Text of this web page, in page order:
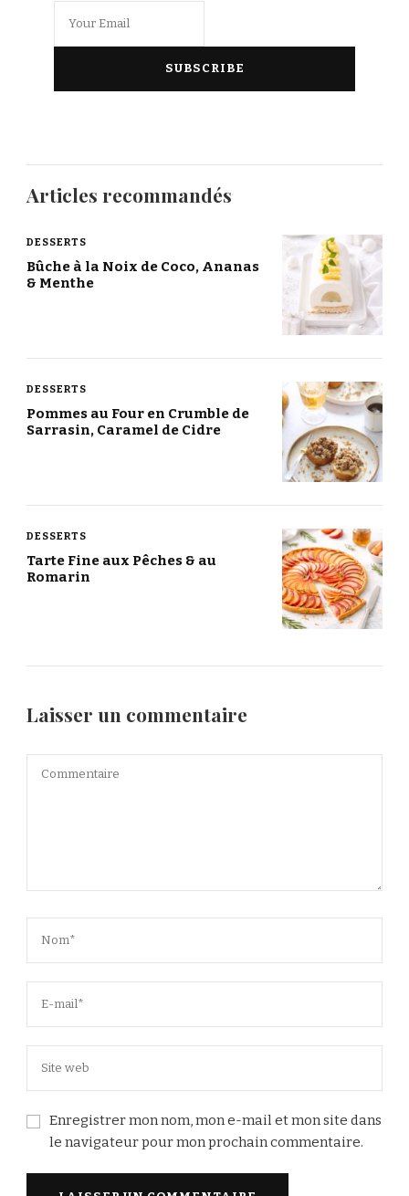
Articles recommandés
DESSERTS
Bûche à la Noix de Coco, Ananas
& Menthe
DESSERTS
Pommes au Four en Crumble de
Sarrasin, Caramel de Cidre
DESSERTS
Tarte Fine aux Pêches & au
Romarin
Laisser un commentaire
Enregistrer mon nom, mon e-mail et mon site dans
le navigateur pour mon prochain commentaire.